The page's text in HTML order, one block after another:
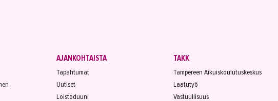
AJANKOHTAISTA
Tapahtumat
Uutiset
Loistoduuni
TAKK
Tampereen Aikuiskoulutuskeskus
Laatutyö
Vastuullisuus